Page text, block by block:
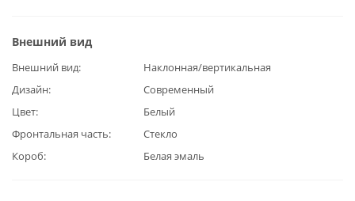
Внешний вид
Внешний вид
Наклонная/вертикальная
Дизайн
Современный
Цвет
Белый
Фронтальная часть
Стекло
Короб
Белая эмаль